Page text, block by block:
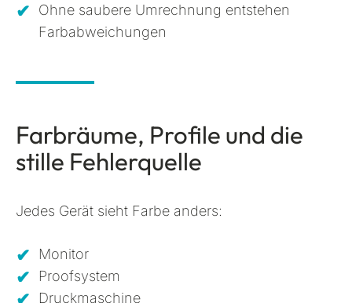
Ohne saubere Umrechnung entstehen
Farbabweichungen
Farbräume, Profile und die
stille Fehlerquelle
Jedes Gerät sieht Farbe anders:
Monitor
Proofsystem
Druckmaschine